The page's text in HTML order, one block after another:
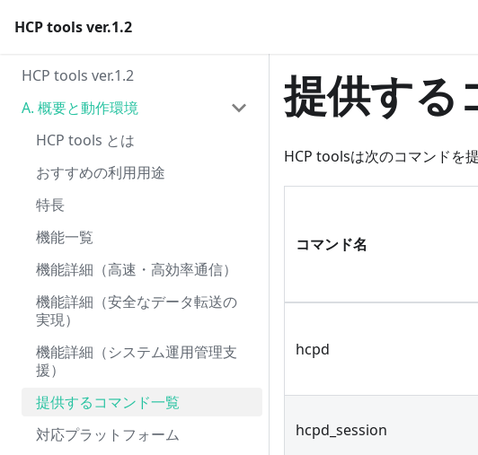
HCP tools ver.1.2
HCP tools ver.1.2
A. 概要と動作環境
HCP tools とは
おすすめの利用用途
特長
機能一覧
機能詳細（高速・高効率通信）
機能詳細（安全なデータ転送の
実現）
機能詳細（システム運用管理支
援）
提供するコマンド一覧
対応プラットフォーム
提供する
HCP toolsは次のコマンドを提
コマンド名
hcpd
hcpd_session